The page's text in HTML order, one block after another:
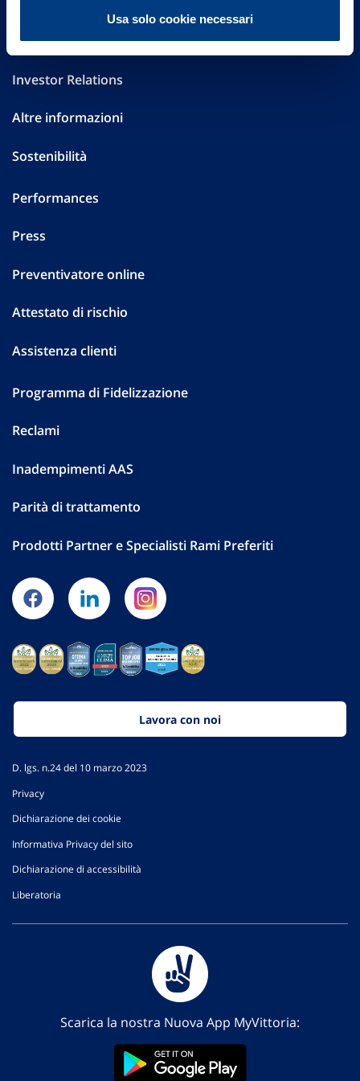
Usa solo cookie necessari
Governance
Investor Relations
Altre informazioni
Sostenibilità
Performances
Press
Preventivatore online
Attestato di rischio
Assistenza clienti
Programma di Fidelizzazione
Reclami
Inadempimenti AAS
Parità di trattamento
Prodotti Partner e Specialisti Rami Preferiti
Lavora con noi
D. lgs. n.24 del 10 marzo 2023
Privacy
Dichiarazione dei cookie
Informativa Privacy del sito
Dichiarazione di accessibilità
Liberatoria
Scarica la nostra Nuova App MyVittoria: